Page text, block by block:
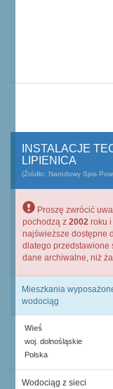
INSTALACJE
LIPIENICA
(Źródło: Narodowy Spis
Proszę zwrócić
pochodzą z 2002 roku
najświeższe dostępne
dlatego przedstawione
dane archiwalne, niż
Mieszkania
wodociąg
Wieś
woj. dolnośląskie
Polska
Wodociąg z sieci